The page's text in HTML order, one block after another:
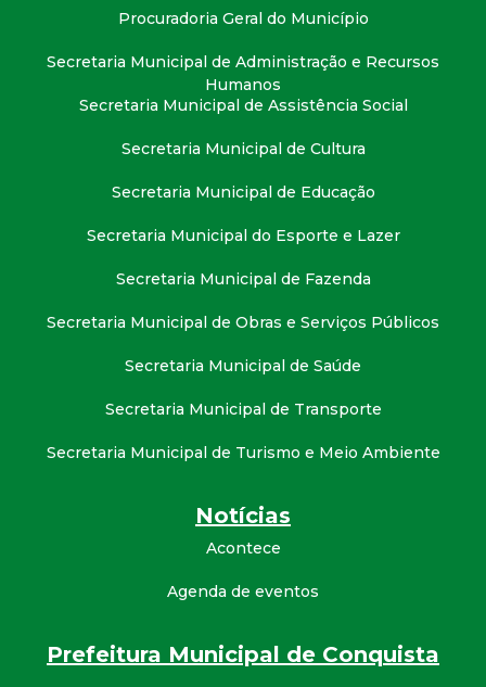
Procuradoria Geral do Município
Secretaria Municipal de Administração e Recursos
Humanos
Secretaria Municipal de Assistência Social
Secretaria Municipal de Cultura
Secretaria Municipal de Educação
Secretaria Municipal do Esporte e Lazer
Secretaria Municipal de Fazenda
Secretaria Municipal de Obras e Serviços Públicos
Secretaria Municipal de Saúde
Secretaria Municipal de Transporte
Secretaria Municipal de Turismo e Meio Ambiente
Notícias
Acontece
Agenda de eventos
Prefeitura Municipal de Conquista